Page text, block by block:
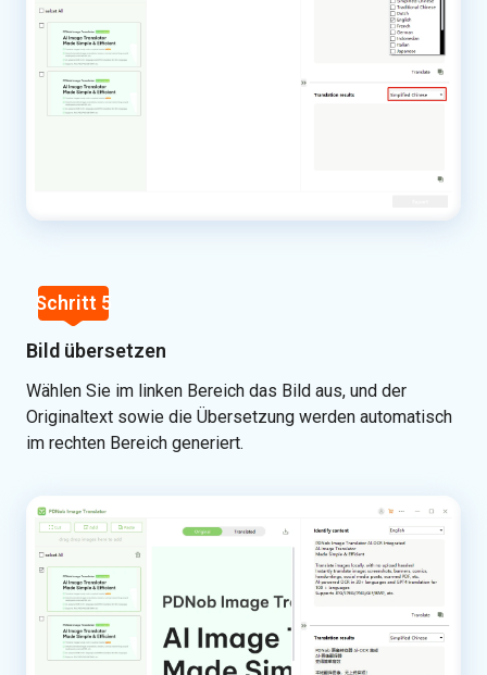
Schritt 5
Bild übersetzen
Wählen Sie im linken Bereich das Bild aus, und der
Originaltext sowie die Übersetzung werden automatisch
im rechten Bereich generiert.